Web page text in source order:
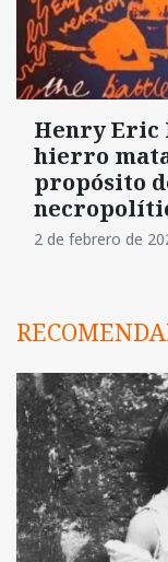
Henry Eric
hierro
propósito
2 de febrero de